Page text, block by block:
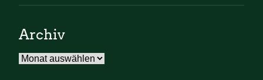
Archiv
Archiv